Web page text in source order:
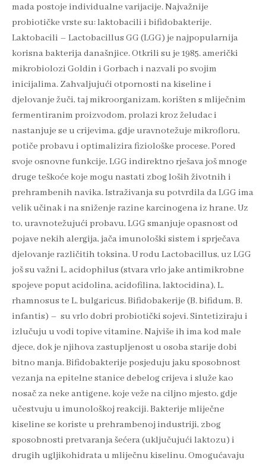
mada postoje individualne varijacije. Najvažnije
probiotičke vrste su: laktobacili i bifidobakterije.
Laktobacili – Lactobacillus GG (LGG) je najpopularnija
korisna bakterija današnjice. Otkrili su je 1985. američki
mikrobiolozi Goldin i Gorbach i nazvali po svojim
inicijalima. Zahvaljujući otpornosti na kiseline i
djelovanje žuči, taj mikroorganizam, korišten s mliječnim
fermentiranim proizvodom, prolazi kroz želudac i
nastanjuje se u crijevima, gdje uravnotežuje mikrofloru,
potiče probavu i optimalizira fiziološke procese. Pored
svoje osnovne funkcije, LGG indirektno rješava još mnoge
druge teškoće koje mogu nastati zbog loših životnih i
prehrambenih navika. Istraživanja su potvrdila da LGG ima
velik učinak i na sniženje razine karcinogena iz hrane. Uz
to, uravnotežujući probavu, LGG smanjuje opasnost od
pojave nekih alergija, jača imunološki sistem i sprječava
djelovanje različitih toksina. U rodu Lactobacillus, uz LGG
još su važni L. acidophilus (stvara vrlo jake antimikrobne
spojeve poput acidolina, acidofilina, laktocidina), L.
rhamnosus te L. bulgaricus. Bifidobakerije (B. bifidum, B.
infantis) – su vrlo dobri probiotički sojevi. Sintetiziraju i
izlučuju u vodi topive vitamine. Najviše ih ima kod male
djece, dok je njihova zastupljenost u osoba starije dobi
bitno manja. Bifidobakterije posjeduju jaku sposobnost
vezanja na epitelne stanice debelog crijeva i služe kao
nosač za neke antigene, koje veže na ciljno mjesto, gdje
učestvuju u imunološkoj reakciji. Bakterije mliječne
kiseline se koriste u prehrambenoj industriji, zbog
sposobnosti pretvaranja šećera (uključujući laktozu) i
drugih ugljikohidrata u mliječnu kiselinu. Omogućavaju